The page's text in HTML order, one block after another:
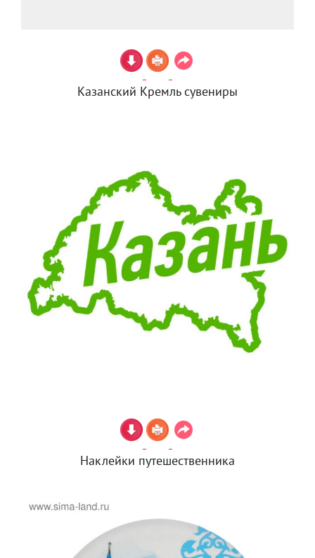
Казанский Кремль сувениры
Наклейки путешественника